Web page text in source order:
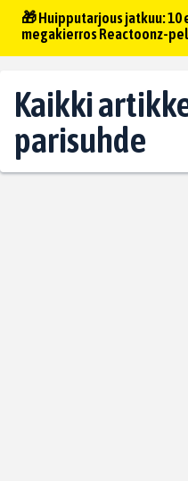
🎁 Huipputarjous jatkuu: 10
megakierros Reactoonz-
Kaikki
parisuhde